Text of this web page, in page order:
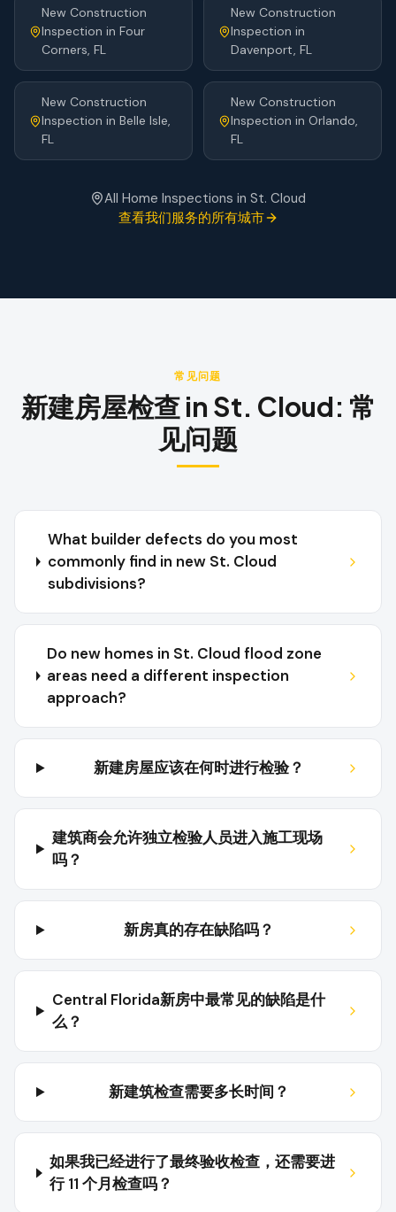
New Construction
Inspection in Four
Corners, FL
New Construction
Inspection in
Davenport, FL
New Construction
Inspection in Belle Isle,
FL
New Construction
Inspection in Orlando,
FL
All Home Inspections in St. Cloud
查看我们服务的所有城市
常见问题
新建房屋检查in St. Cloud: 常
见问题
What builder defects do you most
commonly find in new St. Cloud
subdivisions?
Do new homes in St. Cloud flood zone
areas need a different inspection
approach?
新建房屋应该在何时进行检验？
建筑商会允许独立检验人员进入施工现场
吗？
新房真的存在缺陷吗？
Central Florida新房中最常见的缺陷是什
么？
新建筑检查需要多长时间？
如果我已经进行了最终验收检查，还需要进
行 11 个月检查吗？